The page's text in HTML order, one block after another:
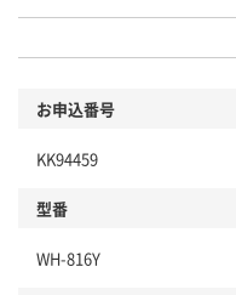
お申込番号
KK94459
型番
WH-816Y